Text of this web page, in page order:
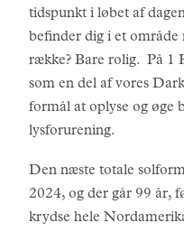
tidspunkt i løbet af
befinder dig i et område
række? Bare rolig. På 1
som en del af vores
formål at oplyse og øge
lysforurening.
Den næste totale
2024, og der går 99 år,
krydse hele